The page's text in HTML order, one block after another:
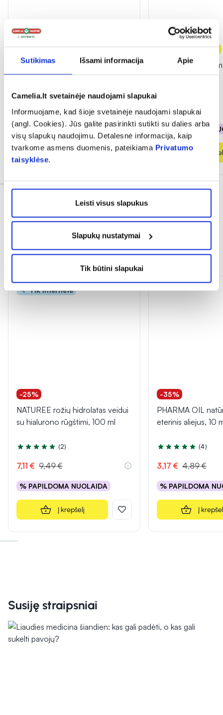
Sutikimas Išsami informacija Apie
Camelia.lt svetainėje naudojami slapukai
Informuojame, kad šioje svetainėje naudojami slapukai
(angl. Cookies). Jūs galite pasirinkti sutikti su dalies arba
visų slapukų naudojimu. Detalesnė informacija, kaip
tvarkome asmens duomenis, pateikiama Privatumo
taisyklėse.
Leisti visus slapukus
Slapukų nustatymai
Tik būtini slapukai
DELIA veido kremas DERMO
SYSTEM, 50 ml
Įvertinimas 5.0 iš 5
2,85 € 5,71 €
% PAPILDOMA NUOLAIDA
Į krepšelį
DELIA lūpų
Įvertinimas 5.0 iš 5
1,49 € 2,99 €
% PAPILDOMA
Į
Dažnai perkama kartu
Tik internete
-25%
NATUREE rožių hidrolatas veidui
su hialurono rūgštimi, 100 ml
Įvertinimas 5.0 iš 5
(2)
7,11 € 9,49 €
% PAPILDOMA NUOLAIDA
Į krepšelį
-35%
PHARMA OIL
eterinis aliejus, 10
Įvertinimas 4.8 iš 5
(4)
3,17 € 4,89 €
% PAPILDOMA
Į
Susiję straipsniai